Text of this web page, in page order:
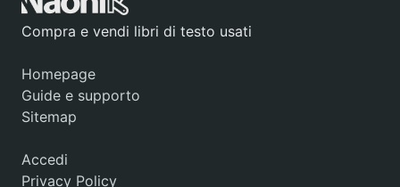
Compra e vendi libri di testo usati
Homepage
Guide e supporto
Sitemap
Accedi
Privacy Policy